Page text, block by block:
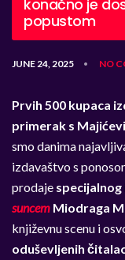
konačno je
popustom
JUNE 24, 2025 • NO
Prvih 500 kupaca
primerak s
smo danima
izdavaštvo s
prodaje
suncem Miodraga
književnu scenu i
oduševljenih